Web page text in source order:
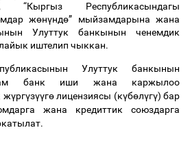
“Кыргыз
Республикасындагы
жөнүндө” мыйзамдарына жана
Улуттук банкынын
ченемдик
иштелип чыккан.
Улуттук
банкынын
банк иши жана
каржылоо
жүргүзүүгө лицензиясы (күбөлүгү)бар
жана кредиттик
союздарга
.